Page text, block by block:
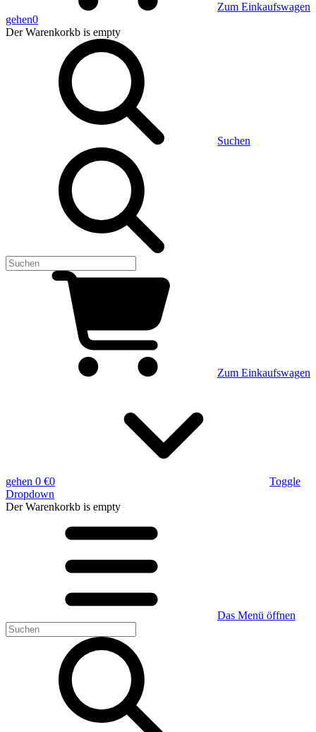
Zum Einkaufswagen
gehen0
Der Warenkorkb is empty
Suchen
Zum Einkaufswagen
gehen 0 €0
Toggle
Dropdown
Der Warenkorkb is empty
Das Menü öffnen